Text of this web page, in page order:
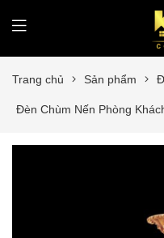
Trang chủ Sản phẩm
Đèn Chùm Nến Phòng